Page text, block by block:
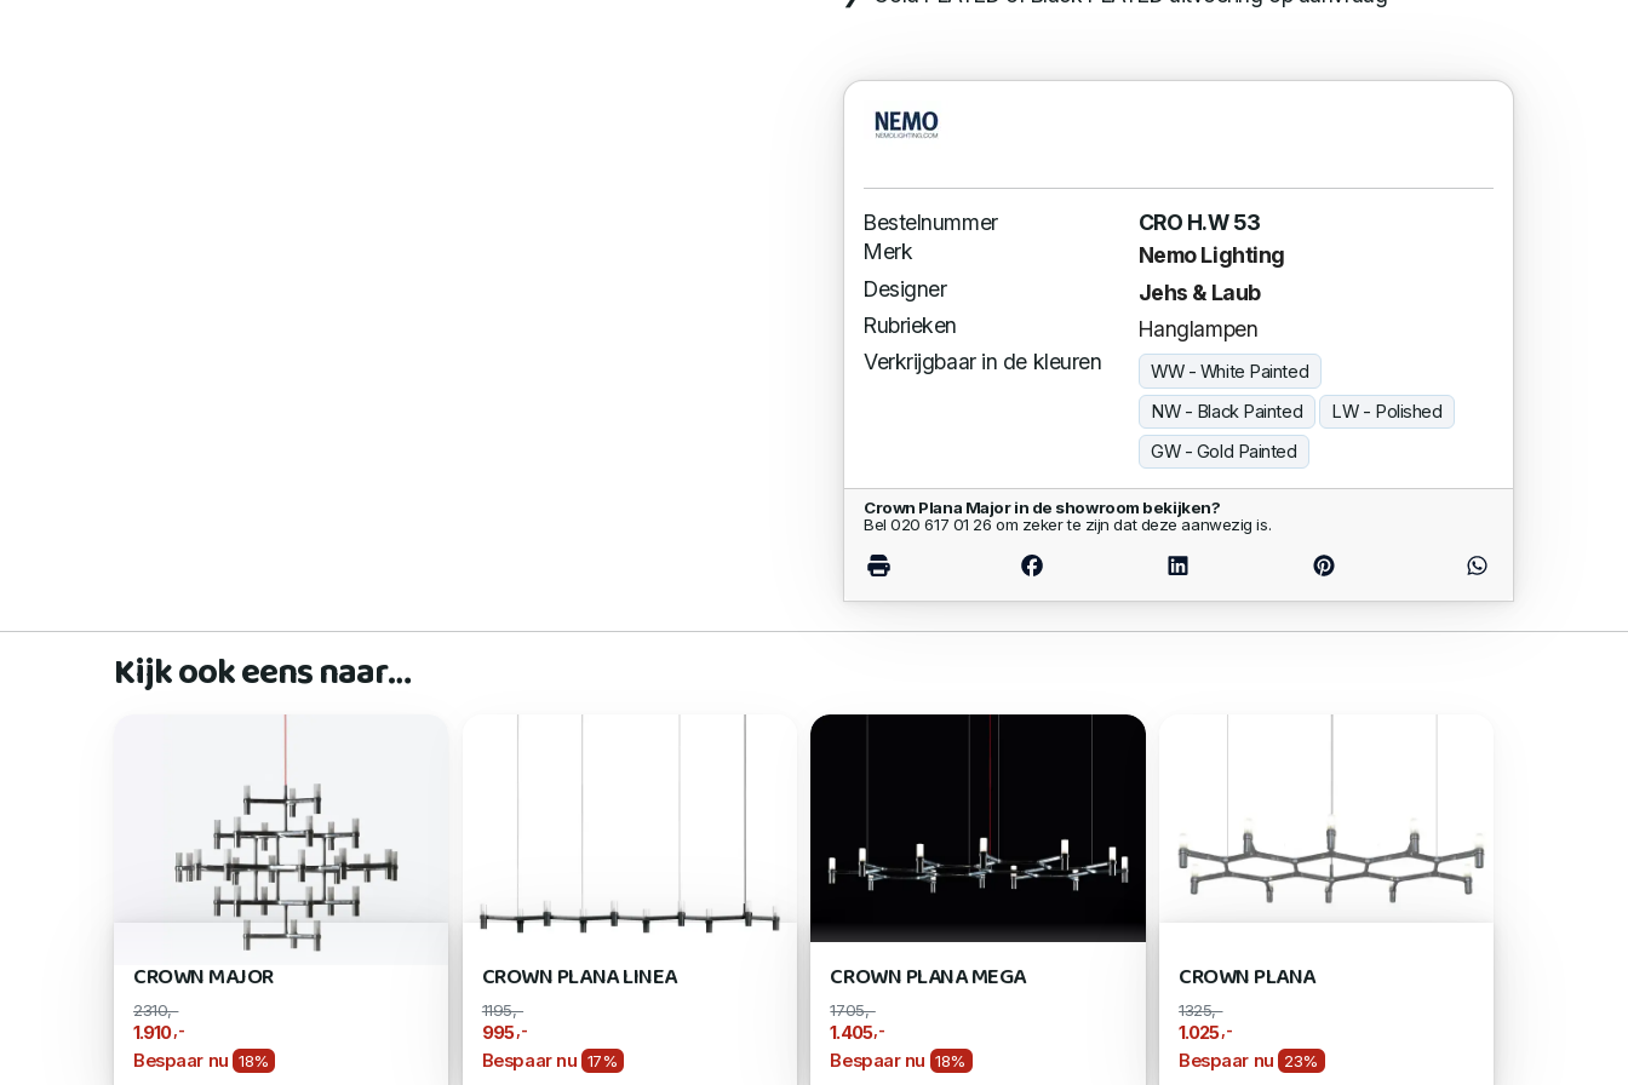
Bestelnummer
CRO H.W 53
Merk
Nemo Lighting
Designer
Jehs & Laub
Rubrieken
Hanglampen
Verkrijgbaar in de kleuren
WW - White Painted
NW - Black Painted
LW - Polished
GW - Gold Painted
Crown Plana Major in de showroom bekijken?
Bel 020 617 01 26 om zeker te zijn dat deze aanwezig is.
Kijk ook eens naar…
CROWN MAJOR
2310,-
1.910,-
Bespaar nu 18%
CROWN PLANA LINEA
1195,-
995 ,-
Bespaar nu 17%
CROWN PLANA MEGA
1705,-
1.405,-
Bespaar nu 18%
CROWN PLANA
1325,-
1.025,-
Bespaar nu 23%